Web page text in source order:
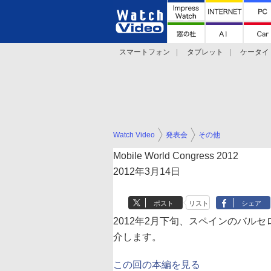
スマートフォン タブレット
ケータイ
Watch Video 発表会 その他
Mobile World Congress 2012
2012年3月14日
ポスト リスト シェア
2012年2月下旬、スペインのバル
介します。
この回の本編を見る